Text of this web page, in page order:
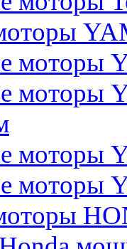
моторы
моторы
моторы
моторы